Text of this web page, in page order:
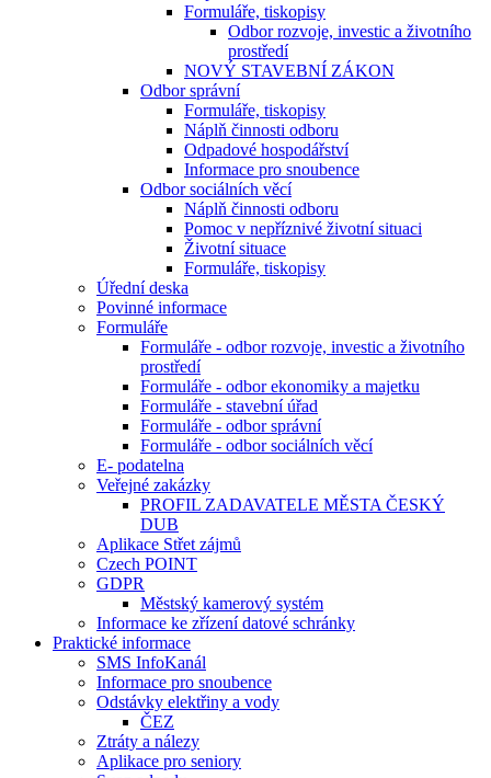
Formuláře, tiskopisy
Odbor rozvoje, investic a životního
prostředí
NOVÝ STAVEBNÍ ZÁKON
Odbor správní
Formuláře, tiskopisy
Náplň činnosti odboru
Odpadové hospodářství
Informace pro snoubence
Odbor sociálních věcí
Náplň činnosti odboru
Pomoc v nepříznivé životní situaci
Životní situace
Formuláře, tiskopisy
Úřední deska
Povinné informace
Formuláře
Formuláře - odbor rozvoje, investic a životního
prostředí
Formuláře - odbor ekonomiky a majetku
Formuláře - stavební úřad
Formuláře - odbor správní
Formuláře - odbor sociálních věcí
E- podatelna
Veřejné zakázky
PROFIL ZADAVATELE MĚSTA ČESKÝ
DUB
Aplikace Střet zájmů
Czech POINT
GDPR
Městský kamerový systém
Informace ke zřízení datové schránky
Praktické informace
SMS InfoKanál
Informace pro snoubence
Odstávky elektřiny a vody
ČEZ
Ztráty a nálezy
Aplikace pro seniory